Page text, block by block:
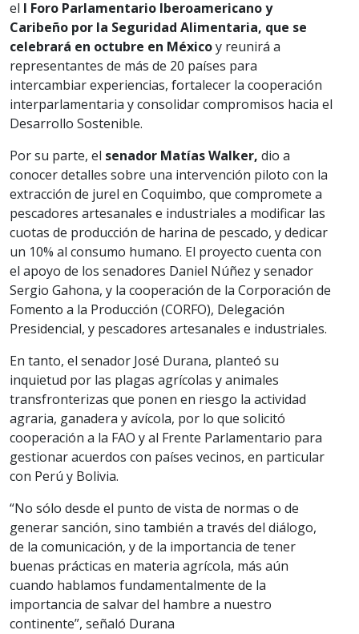
el I Foro Parlamentario Iberoamericano y
Caribeño por la Seguridad Alimentaria, que se
celebrará en octubre en Méxicoy reunirá a
representantes de más de 20 países para
intercambiar experiencias, fortalecer la cooperación
interparlamentaria y consolidar compromisos hacia el
Desarrollo Sostenible.
Por su parte, el senador Matías Walker, dio a
conocer detalles sobre una intervención piloto con la
extracción de jurel en Coquimbo, que compromete a
pescadores artesanales e industriales a modificar las
cuotas de producción de harina de pescado, y dedicar
un 10% al consumo humano. El proyecto cuenta con
el apoyo de los senadores Daniel Núñez y senador
Sergio Gahona, y la cooperación de la Corporación de
Fomento a la Producción (CORFO), Delegación
Presidencial, y pescadores artesanales e industriales.
En tanto, el senador José Durana, planteó su
inquietud por las plagas agrícolas y animales
transfronterizas que ponen en riesgo la actividad
agraria, ganadera y avícola, por lo que solicitó
cooperación a la FAO y al Frente Parlamentario para
gestionar acuerdos con países vecinos, en particular
con Perú y Bolivia.
“No sólo desde el punto de vista de normas o de
generar sanción, sino también a través del diálogo,
de la comunicación, y de la importancia de tener
buenas prácticas en materia agrícola, más aún
cuando hablamos fundamentalmente de la
importancia de salvar del hambre a nuestro
continente”, señaló Durana